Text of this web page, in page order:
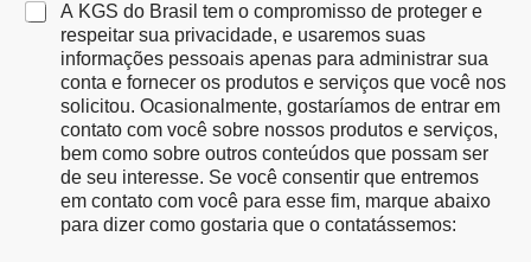
A KGS do Brasil tem o compromisso de proteger e
respeitar sua privacidade, e usaremos suas
informações pessoais apenas para administrar sua
conta e fornecer os produtos e serviços que você nos
solicitou. Ocasionalmente, gostaríamos de entrar em
contato com você sobre nossos produtos e serviços,
bem como sobre outros conteúdos que possam ser
de seu interesse. Se você consentir que entremos
em contato com você para esse fim, marque abaixo
para dizer como gostaria que o contatássemos: